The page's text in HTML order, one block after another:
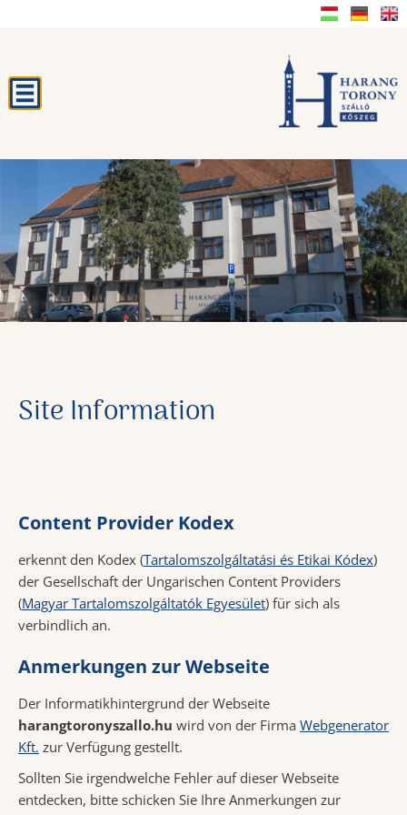
Site Information
Content Provider Kodex
erkennt den Kodex (Tartalomszolgáltatási és Etikai Kódex)
der Gesellschaft der Ungarischen Content Providers
(Magyar Tartalomszolgáltatók Egyesület) für sich als
verbindlich an.
Anmerkungen zur Webseite
Der Informatikhintergrund der Webseite
harangtoronyszallo.hu wird von der Firma Webgenerator
Kft. zur Verfügung gestellt.
Sollten Sie irgendwelche Fehler auf dieser Webseite
entdecken, bitte schicken Sie Ihre Anmerkungen zur